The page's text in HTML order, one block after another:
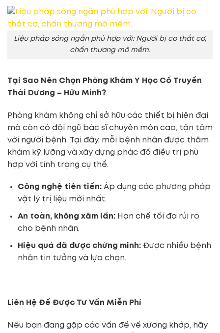
Liệu pháp sóng ngắn phù hợp với: Người bị co thắt cơ,
chấn thương mô mềm.
Tại Sao Nên Chọn Phòng Khám Y Học Cổ Truyền
Thái Dương – Hữu Minh?
Phòng khám không chỉ sở hữu các thiết bị hiện đại
mà còn có đội ngũ bác sĩ chuyên môn cao, tận tâm
với người bệnh. Tại đây, mỗi bệnh nhân được thăm
khám kỹ lưỡng và xây dựng phác đồ điều trị phù
hợp với tình trạng cụ thể.
Công nghệ tiên tiến:Áp dụng các phương pháp
vật lý trị liệu mới nhất.
An toàn, không xâm lấn:Hạn chế tối đa rủi ro
cho bệnh nhân.
Hiệu quả đã được chứng minh:Được nhiều bệnh
nhân tin tưởng và lựa chọn.
Liên Hệ Để Được Tư Vấn Miễn Phí
Nếu bạn đang gặp các vấn đề về xương khớp, hãy